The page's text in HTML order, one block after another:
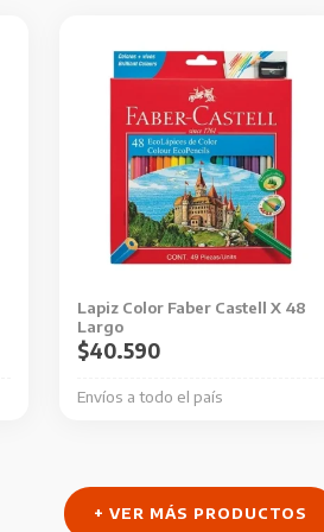
Lapiz Color Faber Castell X 48
Largo
Envíos a todo el país
$40.590
+ VER MÁS PRODUCTOS